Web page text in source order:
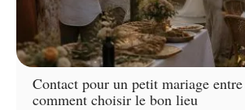
Contact pour un petit mariage
comment choisir le bon lieu